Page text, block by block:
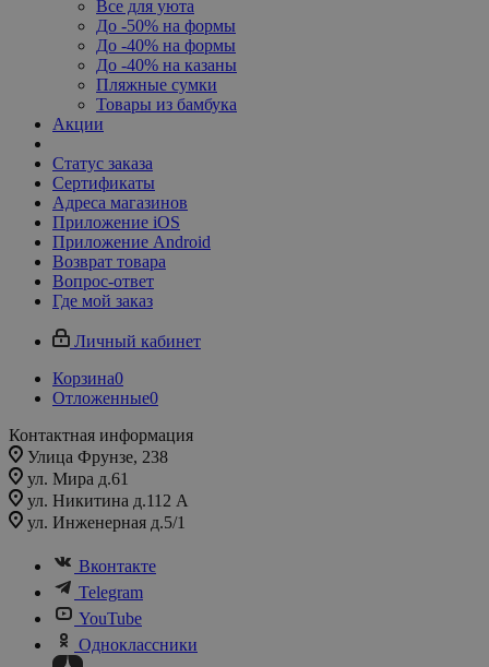
Все для уюта
До -50% на формы
До -40% на формы
До -40% на казаны
Пляжные сумки
Товары из бамбука
Акции
Статус заказа
Сертификаты
Адреса магазинов
Приложение iOS
Приложение Android
Возврат товара
Вопрос-ответ
Где мой заказ
Личный кабинет
Корзина0
Отложенные0
Контактная информация
Улица Фрунзе, 238​
ул. Мира д.61
ул. Никитина д.112 А
ул. Инженерная д.5/1
Вконтакте
Telegram
YouTube
Одноклассники